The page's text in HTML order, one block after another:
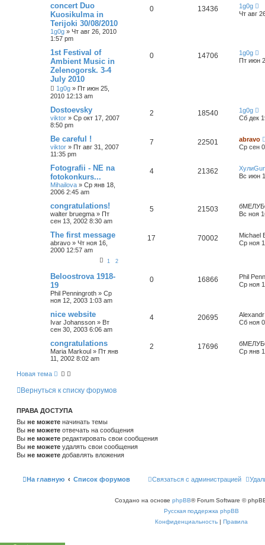
concert Duo
Kuosikulma in
Terijoki 30/08/2010
1g0g » Чт авг 26, 2010
1:57 pm
0 13436
1g0g
Чт авг
1st Festival of
Ambient Music in
Zelenogorsk. 3-4
July 2010
1g0g » Пт июн 25,
2010 12:13 am
0 14706
1g0g
Пт июн
Dostoevsky
viktor » Ср окт 17, 2007
8:50 pm
2 18540
1g0g
Сб дек
Be careful !
viktor » Пт авг 31, 2007
11:35 pm
7 22501
abravo
Ср сен
Fotografii - NE na
fotokonkurs...
Mihailova » Ср янв 18,
2006 2:45 am
4 21362
Вс июн
congratulations!
walter bruegma » Пт
сен 13, 2002 8:30 am
5 21503
Вс ноя
The first message
abravo » Чт ноя 16,
2000 12:57 am
1 2
17 70002
Michael
Ср ноя
Beloostrova 1918-
19
Phil Penningroth » Ср
ноя 12, 2003 1:03 am
0 16866
Phil
Ср ноя
nice website
Ivar Johansson » Вт
сен 30, 2003 6:06 am
4 20695
Сб ноя
congratulations
Maria Markoul » Пт янв
11, 2002 8:02 am
2 17696
Ср янв
Новая тема
Вернуться к списку форумов
ПРАВА ДОСТУПА
Вы не можете начинать темы
Вы не можете отвечать на сообщения
Вы не можете редактировать свои сообщения
Вы не можете удалять свои сообщения
Вы не можете добавлять вложения
На главную Список форумов Связаться с администрацией
Создано на основе phpBB® Forum Software ©
Русская поддержка phpBB
Конфиденциальность | Правила